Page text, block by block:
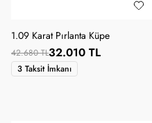
1.09 Karat Pırlanta Küpe
42.680 TL32.010 TL
3 Taksit İmkanı